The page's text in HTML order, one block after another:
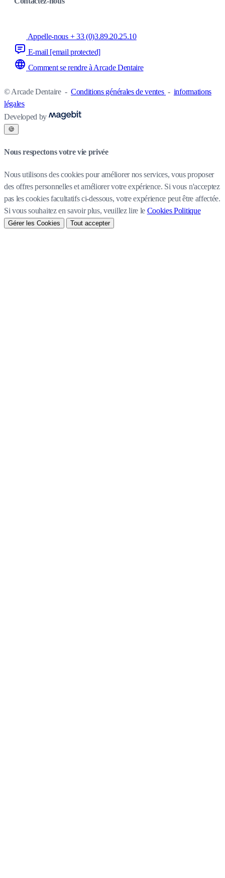
Appelle-nous + 33 (0)3.89.20.25.10
E-mail [email protected]
Comment se rendre à Arcade Dentaire
© Arcade Dentaire - Conditions générales de ventes - informations
légales
Developed by
🍪
Nous respectons votre vie privée
Nous utilisons des cookies pour améliorer nos services, vous proposer
des offres personnelles et améliorer votre expérience. Si vous n'acceptez
pas les cookies facultatifs ci-dessous, votre expérience peut être affectée.
Si vous souhaitez en savoir plus, veuillez lire le Cookies Politique
Gérer les Cookies Tout accepter